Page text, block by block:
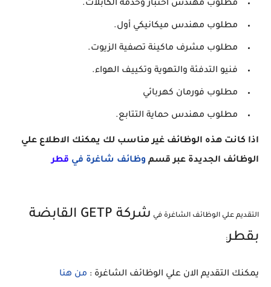
مطلوب مهندس اختبار وخدمة الكابلات.
مطلوب مهندس ميكانيكي أول.
مطلوب مشرف ماكينة تصفية الزيوت.
فنيو التدفئة والتهوية وتكييف الهواء.
مطلوب فورمان كهربائي
مطلوب مهندس حماية التتابع.
اذا كانت هذه الوظائف غير مناسب لك يمكنك الاطلاع علي
الوظائف الجديدة عبر قسم وظائف شاغرة في قطر
التقديم علي الوظائف الشاغرة في
شركة GETP القابضة
بقطر:
يمكنك التقديم الان علي الوظائف الشاغرة : من هنا